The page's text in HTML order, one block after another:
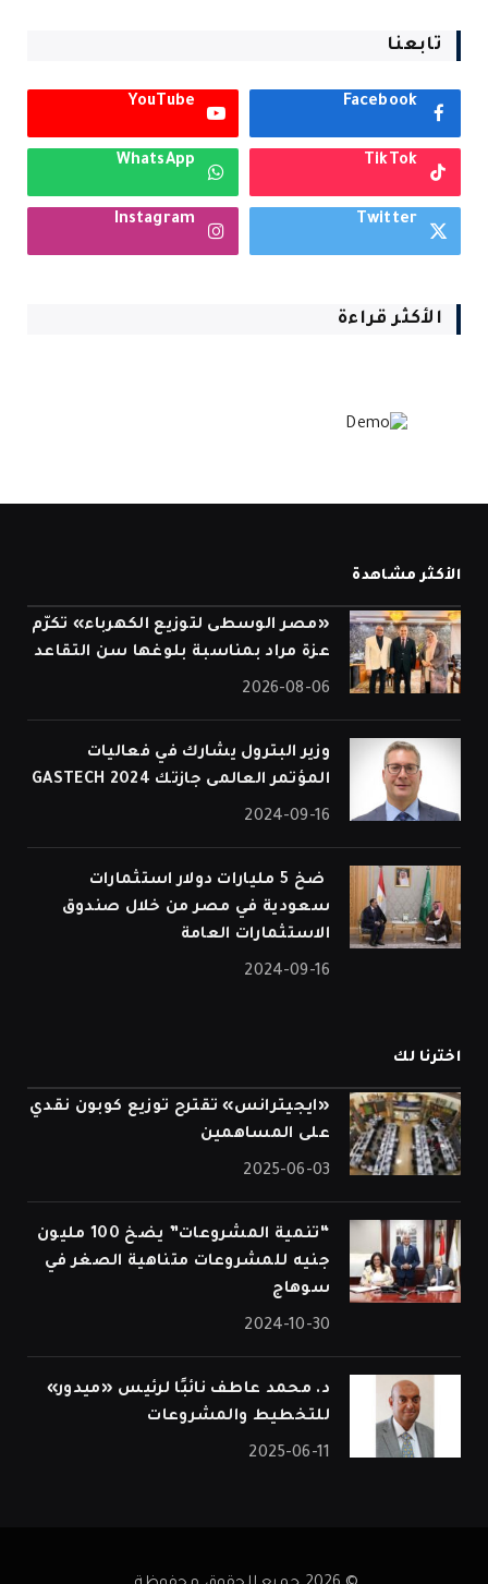
تابعنا
Facebook
YouTube
TikTok
WhatsApp
Twitter
Instagram
الأكثر قراءة
الأكثر مشاهدة
«مصر الوسطى لتوزيع الكهرباء» تكرّم
عزة مراد بمناسبة بلوغها سن التقاعد
2026-08-06
وزير البترول يشارك في فعاليات
المؤتمر العالمى جازتك 2024 GASTECH
2024-09-16
⁠ ضخ 5 مليارات دولار استثمارات
سعودية في مصر من خلال صندوق
الاستثمارات العامة
2024-09-16
اخترنا لك
«ايجيترانس» تقترح توزيع كوبون نقدي
على المساهمين
2025-06-03
“تنمية المشروعات” يضخ 100 مليون
جنيه للمشروعات متناهية الصغر في
سوهاج
2024-10-30
د. محمد عاطف نائبًا لرئيس «ميدور»
للتخطيط والمشروعات
2025-06-11